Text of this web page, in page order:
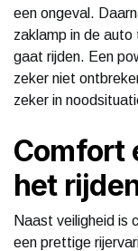
een ongeval.
zaklamp in de auto
gaat rijden. Een
zeker niet
zeker in
Comfort
het
Naast veiligheid is
een prettige